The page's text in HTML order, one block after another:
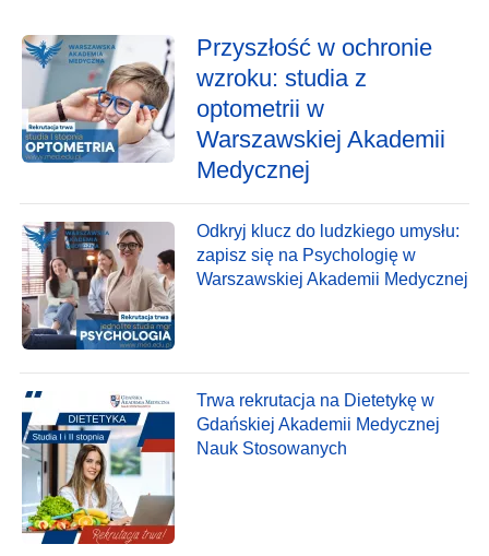
Przyszłość w ochronie
wzroku: studia z
optometrii w
Warszawskiej Akademii
Medycznej
Odkryj klucz do ludzkiego umysłu:
zapisz się na Psychologię w
Warszawskiej Akademii Medycznej
Trwa rekrutacja na Dietetykę w
Gdańskiej Akademii Medycznej
Nauk Stosowanych